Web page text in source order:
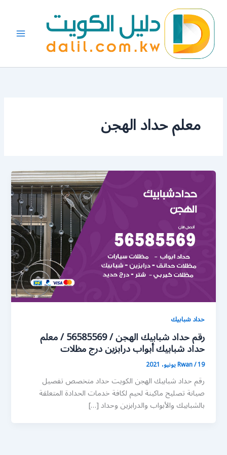
المحتوى
معلم حداد الهجن
حداد شبابيك
رقم حداد شبابيك الهجن / 56585569 / معلم
حداد شبابيك أبواب درابزين درج مظلات
Rwan/19 يونيو، 2021
رقم حداد شبابيك الهجن الكويت حداد متخصص تفصيل
صيانة تصليح ماكينة لحيم لكافة خدمات الحدادة المتعلقة
بالشبابيك والأبواب والدرابزين وحداد […]